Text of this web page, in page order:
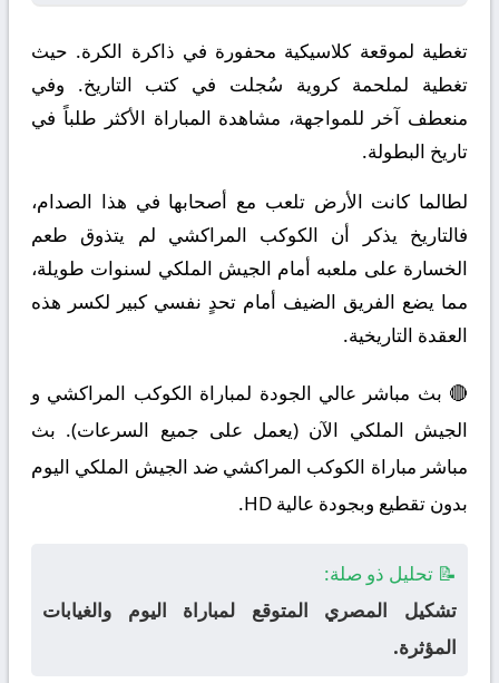
تغطية لموقعة كلاسيكية محفورة في ذاكرة الكرة. حيث
تغطية لملحمة كروية سُجلت في كتب التاريخ. وفي
منعطف آخر للمواجهة، مشاهدة المباراة الأكثر طلباً في
تاريخ البطولة.
لطالما كانت الأرض تلعب مع أصحابها في هذا الصدام،
فالتاريخ يذكر أن الكوكب المراكشي لم يتذوق طعم
الخسارة على ملعبه أمام الجيش الملكي لسنوات طويلة،
مما يضع الفريق الضيف أمام تحدٍ نفسي كبير لكسر هذه
العقدة التاريخية.
🔴 بث مباشر عالي الجودة لمباراة الكوكب المراكشي و
الجيش الملكي الآن (يعمل على جميع السرعات). بث
مباشر مباراة الكوكب المراكشي ضد الجيش الملكي اليوم
بدون تقطيع وبجودة عالية HD.
📝 تحليل ذو صلة:
تشكيل المصري المتوقع لمباراة اليوم والغيابات
المؤثرة.